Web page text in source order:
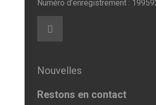
Numéro d’enregistrement :
Nouvelles
Restons en contact